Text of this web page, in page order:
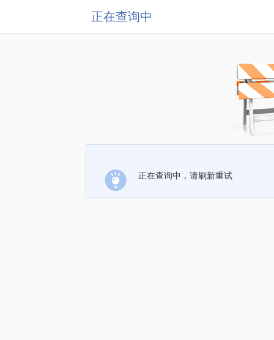
正在查询中
正在查询中，请刷新重试